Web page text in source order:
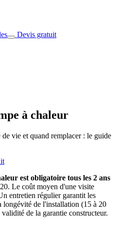
Devis gratuit
à chaleur
vie et quand remplacer : le guide
est obligatoire tous les 2 ans
Le coût moyen d'une visite
entretien régulier garantit les
longévité de l'installation (15 à 20
de la garantie constructeur.